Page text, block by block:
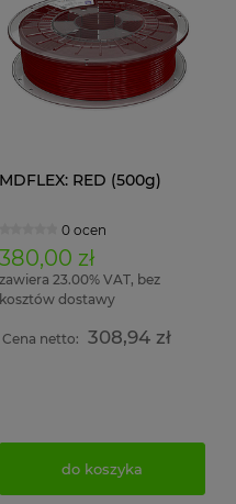
MDFLEX: RED (500g)
0 ocen
380,00 zł
zawiera 23.00% VAT, bez
kosztów dostawy
Cena netto: 308,94 zł
do koszyka